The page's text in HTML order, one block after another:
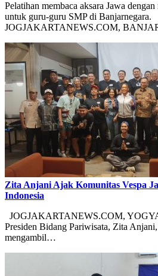
Pelatihan membaca aksara Jawa
untuk guru-guru SMP di Banjarnegara.
JOGJAKARTANEWS.COM,
Zita Anjani Ajak Komunitas Vespa
Indonesia
JOGJAKARTANEWS.COM,
Presiden Bidang Pariwisata, Zita
mengambil…